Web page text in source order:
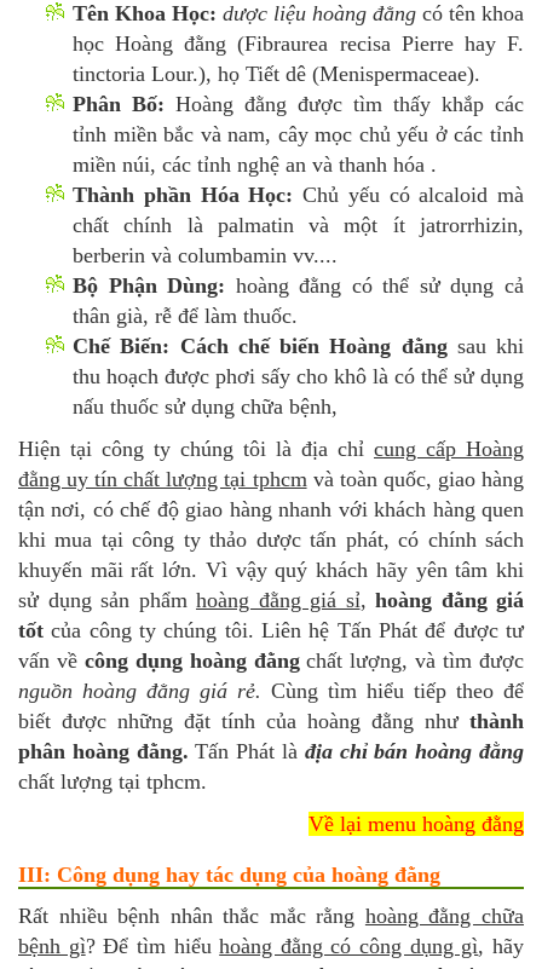
Tên Khoa Học: dược liệu hoàng đằng có tên khoa
học Hoàng đằng (Fibraurea recisa Pierre hay F.
tinctoria Lour.), họ Tiết dê (Menispermaceae).
Phân Bố: Hoàng đằng được tìm thấy khắp các
tỉnh miền bắc và nam, cây mọc chủ yếu ở các tỉnh
miền núi, các tỉnh nghệ an và thanh hóa .
Thành phần Hóa Học: Chủ yếu có alcaloid mà
chất chính là palmatin và một ít jatrorrhizin,
berberin và columbamin vv....
Bộ Phận Dùng: hoàng đằng có thể sử dụng cả
thân già, rễ để làm thuốc.
Chế Biến: Cách chế biến Hoàng đằngsau khi
thu hoạch được phơi sấy cho khô là có thể sử dụng
nấu thuốc sử dụng chữa bệnh,
Hiện tại công ty chúng tôi là địa chỉ cung cấp Hoàng
đằng uy tín chất lượng tại tphcmvà toàn quốc, giao hàng
tận nơi, có chế độ giao hàng nhanh với khách hàng quen
khi mua tại công ty thảo dược tấn phát, có chính sách
khuyến mãi rất lớn. Vì vậy quý khách hãy yên tâm khi
sử dụng sản phẩm hoàng đằng giá sỉ, hoàng đằng giá
tốt của công ty chúng tôi. Liên hệ Tấn Phát để được tư
vấn về công dụng hoàng đằngchất lượng, và tìm được
nguồn hoàng đằng giá rẻ. Cùng tìm hiểu tiếp theo để
biết được những đặt tính của hoàng đằng như thành
phân hoàng đằng. Tấn Phát là địa chỉ bán hoàng đằng
chất lượng tại tphcm.
Về lại menu hoàng đằng
III: Công dụng hay tác dụng của hoàng đằng
Rất nhiều bệnh nhân thắc mắc rằng hoàng đằng chữa
bệnh gì? Để tìm hiểuhoàng đằng có công dụng gì, hãy